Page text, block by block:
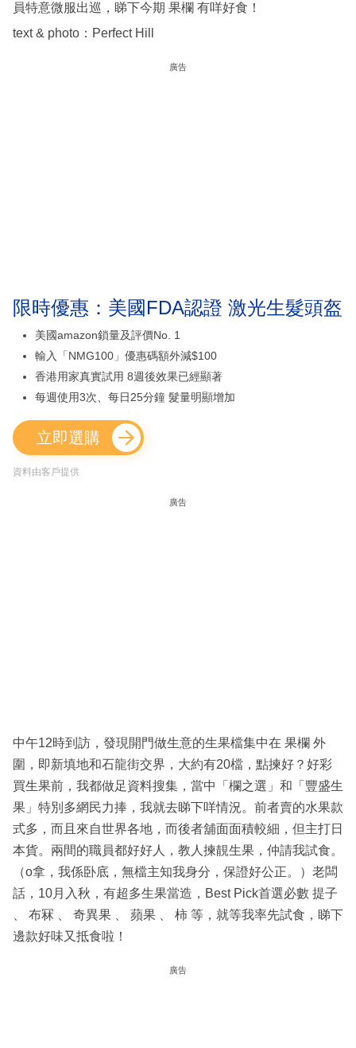
員特意微服出巡，睇下今期 果欄 有咩好食！
text & photo：Perfect Hill
廣告
限時優惠：美國FDA認證 激光生髮頭盔
美國amazon鎖量及評價No. 1
輸入「NMG100」優惠碼額外減$100
香港用家真實試用 8週後效果已經顯著
每週使用3次、每日25分鐘 髮量明顯增加
立即選購
資料由客戶提供
廣告
中午12時到訪，發現開門做生意的生果檔集中在 果欄 外
圍，即新填地和石龍街交界，大約有20檔，點揀好？好彩
買生果前，我都做足資料搜集，當中「欄之選」和「豐盛生
果」特別多網民力捧，我就去睇下咩情況。前者賣的水果款
式多，而且來自世界各地，而後者舖面面積較細，但主打日
本貨。兩間的職員都好好人，教人揀靚生果，仲請我試食。
（o拿，我係卧底，無檔主知我身分，保證好公正。）老闆
話，10月入秋，有超多生果當造，Best Pick首選必數 提子
、 布冧 、 奇異果 、 蘋果 、 柿 等，就等我率先試食，睇下
邊款好味又抵食啦！
廣告